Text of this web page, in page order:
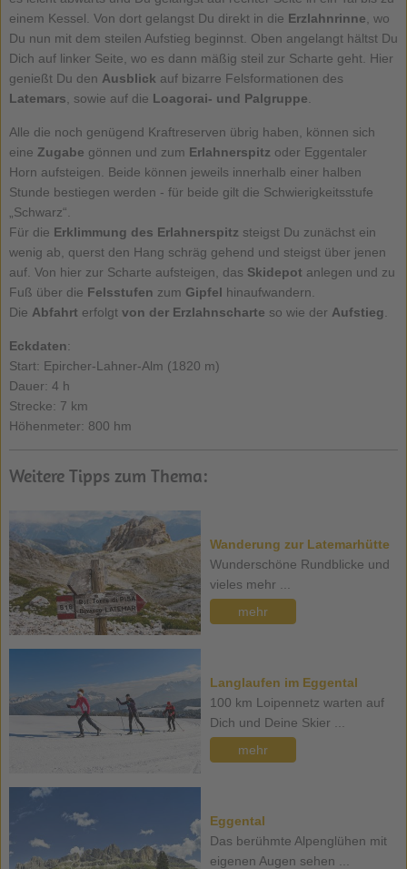
einem Kessel. Von dort gelangst Du direkt in die Erzlahnrinne , wo
Du nun mit dem steilen Aufstieg beginnst. Oben angelangt hältst Du
Dich auf linker Seite, wo es dann mäßig steil zur Scharte geht. Hier
genießt Du den Ausblick auf bizarre Felsformationen des
Latemars , sowie auf die Loagorai- und Palgruppe
Alle die noch genügend Kraftreserven übrig haben, können sich
eine Zugabe gönnen und zum Erlahnerspitz oder Eggentaler
Horn aufsteigen. Beide können jeweils innerhalb einer halben
Stunde bestiegen werden - für beide gilt die Schwierigkeitsstufe
„Schwarz“.
Für die Erklimmung des Erlahnerspitz steigst Du zunächst ein
wenig ab, querst den Hang schräg gehend und steigst über jenen
auf. Von hier zur Scharte aufsteigen, das Skidepot anlegen und zu
Fuß über die Felsstufen zum Gipfel hinaufwandern.
Die Abfahrt erfolgt von der Erzlahnscharte so wie der Aufstieg
Eckdaten:
Start: Epircher-Lahner-Alm (1820 m)
Dauer: 4 h
Strecke: 7 km
Höhenmeter: 800 hm
Weitere Tipps zum Thema:
Wanderung zur Latemarhütte
Wunderschöne Rundblicke und
vieles mehr ...
mehr
Langlaufen im Eggental
100 km Loipennetz warten auf
Dich und Deine Skier ...
mehr
Eggental
Das berühmte Alpenglühen mit
eigenen Augen sehen ...